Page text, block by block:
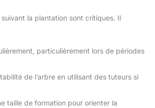
suivant la plantation sont critiques. Il
particulièrement lors de périodes
de l’arbre en utilisant des tuteurs si
taille de formation pour orienter la